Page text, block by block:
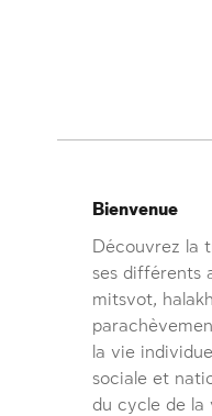
Bienvenue
Découvrez la
ses différents
mitsvot,
la vie
sociale et
du cycle de la